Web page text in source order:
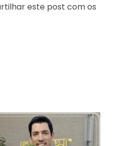
este post com os